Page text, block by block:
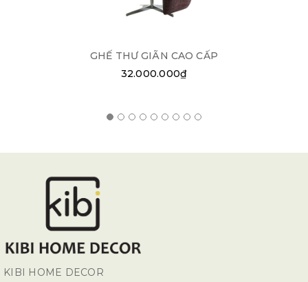
GHẾ THƯ GIÃN CAO CẤP
32.000.000₫
KIBI HOME DECOR